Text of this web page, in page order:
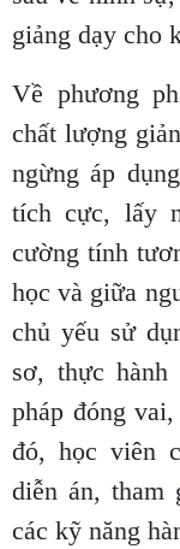
giảng dạy cho
Về phương
chất lượng
ngừng áp
tích cực, lấy
cường tính
học và giữa
chủ yếu sử
sơ, thực
pháp đóng
đó, học viên
diễn án, tham
các kỹ năng